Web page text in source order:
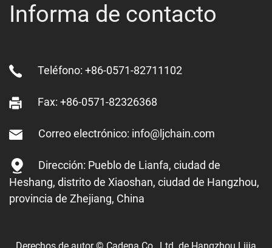
Informa de contacto
Teléfono: +86-0571-82711102
Fax: +86-0571-82326368
Correo electrónico: info@ljchain.com
Dirección: Pueblo de Lianfa, ciudad de
Heshang, distrito de Xiaoshan, ciudad de Hangzhou,
provincia de Zhejiang, China